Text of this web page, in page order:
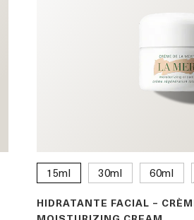
15ml 30ml 60ml
HIDRATANTE FACIAL –